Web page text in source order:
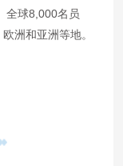
全球8,000名员
洲和亚洲等地。